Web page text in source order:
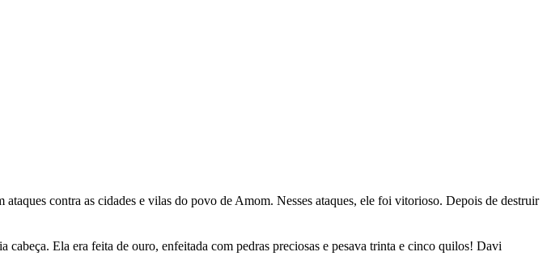
contra as cidades e vilas do povo de Amom. Nesses ataques, ele foi vitorioso. Depois de destruir
Ela era feita de ouro, enfeitada com pedras preciosas e pesava trinta e cinco quilos! Davi